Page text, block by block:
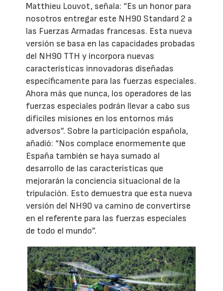
Matthieu Louvot, señala: “Es un honor para
nosotros entregar este NH90 Standard 2 a
las Fuerzas Armadas francesas. Esta nueva
versión se basa en las capacidades probadas
del NH90 TTH y incorpora nuevas
características innovadoras diseñadas
específicamente para las fuerzas especiales.
Ahora más que nunca, los operadores de las
fuerzas especiales podrán llevar a cabo sus
difíciles misiones en los entornos más
adversos”. Sobre la participación española,
añadió: “Nos complace enormemente que
España también se haya sumado al
desarrollo de las características que
mejorarán la conciencia situacional de la
tripulación. Esto demuestra que esta nueva
versión del NH90 va camino de convertirse
en el referente para las fuerzas especiales
de todo el mundo”.